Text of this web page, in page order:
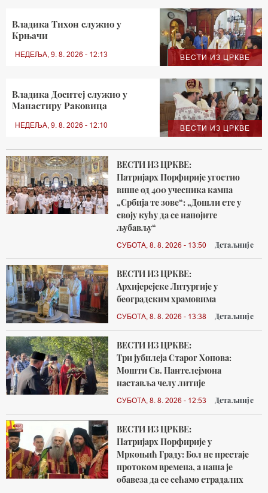
ВЕСТИ ИЗ ЦРКВЕ
Владика Тихон служио у
Крњачи
НЕДЕЉА, 9. 8. 2026 - 12:13
ВЕСТИ ИЗ ЦРКВЕ
Владика Доситеј служио у
Манастиру Раковица
НЕДЕЉА, 9. 8. 2026 - 12:10
ВЕСТИ ИЗ ЦРКВЕ:
Патријарх Порфирије угостио
више од 400 учесника кампа
„Србија те зове“: „Дошли сте у
своју кућу да се напојите
љубављу“
СУБОТА, 8. 8. 2026 - 13:50 Детаљније
ВЕСТИ ИЗ ЦРКВЕ:
Архијерејске Литургије у
београдским храмовима
СУБОТА, 8. 8. 2026 - 13:38 Детаљније
ВЕСТИ ИЗ ЦРКВЕ:
Три јубилеја Старог Хопова:
Мошти Св. Пантелејмона
наставља челу литије
СУБОТА, 8. 8. 2026 - 12:53 Детаљније
ВЕСТИ ИЗ ЦРКВЕ:
Патријарх Порфирије у
Мркоњић Граду: Бол не престаје
протоком времена, а наша је
обавеза да се сећамо страдалих